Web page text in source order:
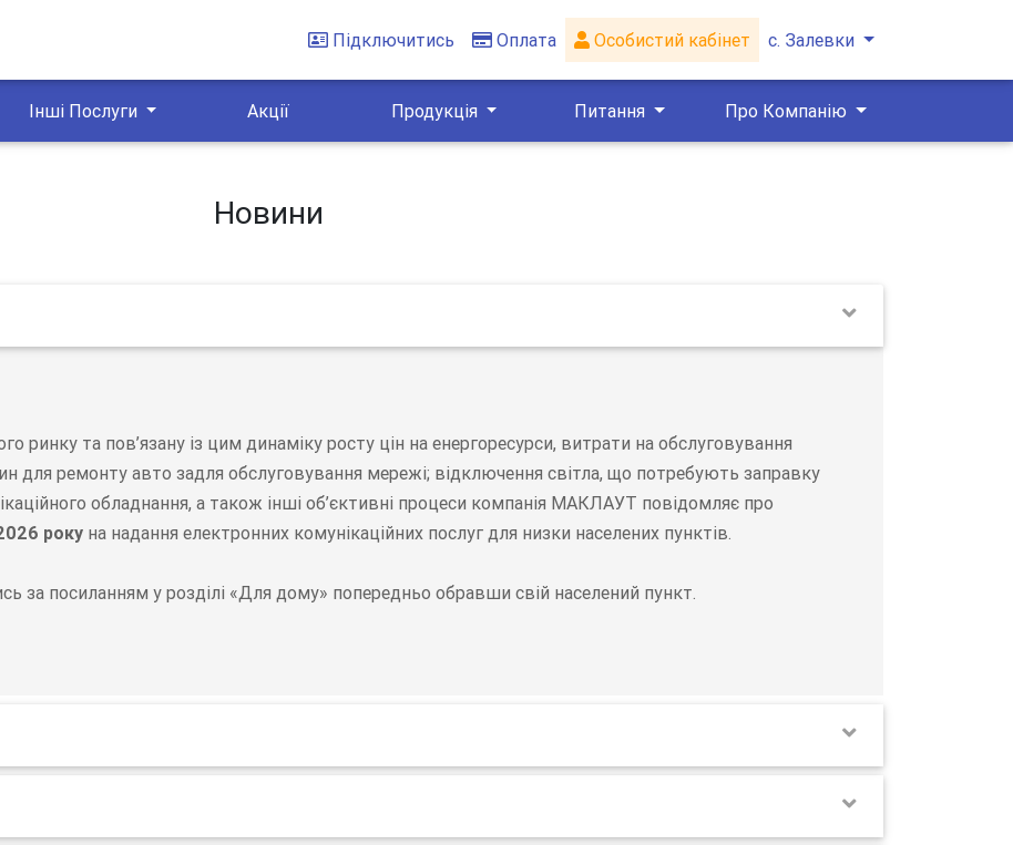
Підключитись Оплата Особистий кабінет с. Залевки
Інші Послуги Акції Продукція Питання Про Компанію
Новини
ринку та пов’язану із цим динаміку росту цін на енергоресурси, витрати на обслуговування
для ремонту авто задля обслуговування мережі; відключення світла, що потребують заправку
обладнання, а також інші об’єктивні процеси компанія МАКЛАУТ повідомляє про
року на надання електронних комунікаційних послуг для низки населених пунктів.
за посиланням у розділі «Для дому» попередньо обравши свій населений пункт.